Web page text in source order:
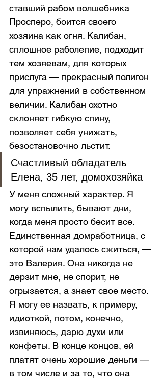
ставший рабом волшебника
Просперо, боится своего
хозяина как огня. Калибан,
сплошное раболепие, подходит
тем хозяевам, для которых
прислуга — прекрасный полигон
для упражнений в собственном
величии. Калибан охотно
склоняет гибкую спину,
позволяет себя унижать,
безостановочно льстит.
Счастливый обладатель
Елена, 35 лет, домохозяйка
У меня сложный характер. Я
могу вспылить, бывают дни,
когда меня просто бесит все.
Единственная домработница, с
которой нам удалось сжиться, —
это Валерия. Она никогда не
дерзит мне, не спорит, не
огрызается, а знает свое место.
Я могу ее назвать, к примеру,
идиоткой, потом, конечно,
извиняюсь, дарю духи или
конфеты. В конце концов, ей
платят очень хорошие деньги —
в том числе и за то, что она